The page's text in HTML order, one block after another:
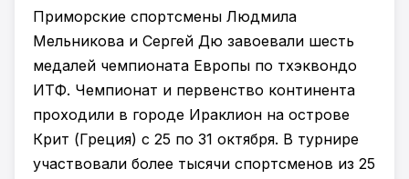
Приморские спортсмены Людмила
Мельникова и Сергей Дю завоевали шесть
медалей чемпионата Европы по тхэквондо
ИТФ. Чемпионат и первенство континента
проходили в городе Ираклион на острове
Крит (Греция) с 25 по 31 октября. В турнире
участвовали более тысячи спортсменов из 25